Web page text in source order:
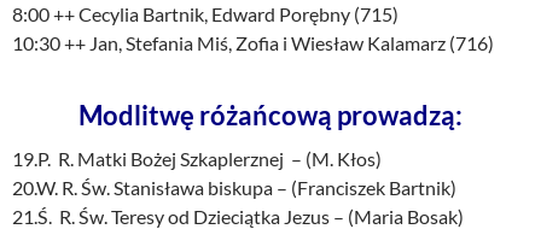
8:00 ++ Cecylia Bartnik, Edward Porębny (715)
10:30 ++ Jan, Stefania Miś, Zofia i Wiesław Kalamarz (716)
Modlitwę różańcową prowadzą:
19.P. R. Matki Bożej Szkaplerznej – (M. Kłos)
20.W. R. Św. Stanisława biskupa – (Franciszek Bartnik)
21.Ś. R. Św. Teresy od Dzieciątka Jezus – (Maria Bosak)